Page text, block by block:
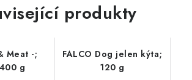
produkty
Meat -;
g
FALCO Dog jelen kýta;
120 g